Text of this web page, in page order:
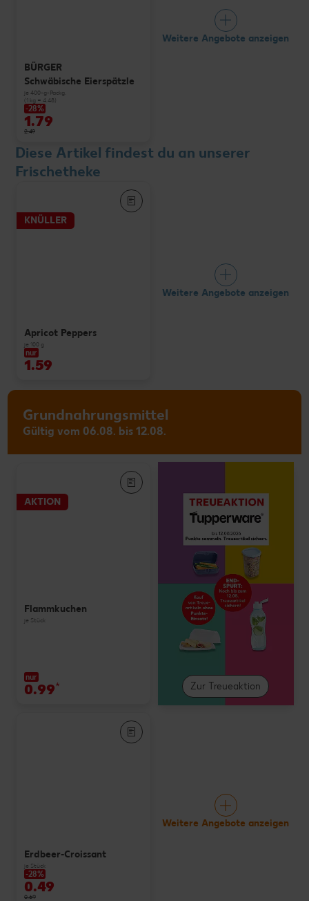
BÜRGER
Schwäbische Eierspätzle
je 400-g-Packg.
(1 kg = 4.48)
-28%
1.79
2.49
Weitere Angebote anzeigen
Diese Artikel findest du an unserer
Frischetheke
KNÜLLER
Apricot Peppers
je 100 g
nur
1.59
Weitere Angebote anzeigen
Grundnahrungsmittel
Gültig vom 06.08. bis 12.08.
Zur Treueaktion
AKTION
Flammkuchen
je Stück
nur
0.99*
Erdbeer-Croissant
je Stück
-28%
0.49
0.69
Weitere Angebote anzeigen